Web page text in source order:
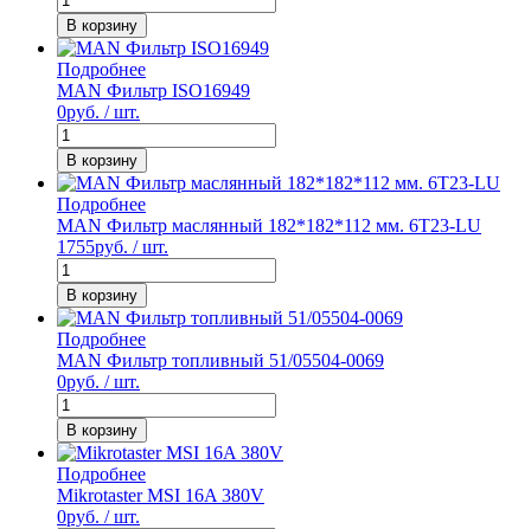
В корзину
Подробнее
MAN Фильтр ISO16949
0руб. / шт.
В корзину
Подробнее
MAN Фильтр маслянный 182*182*112 мм. 6T23-LU
1755руб. / шт.
В корзину
Подробнее
MAN Фильтр топливный 51/05504-0069
0руб. / шт.
В корзину
Подробнее
Mikrotaster MSI 16A 380V
0руб. / шт.